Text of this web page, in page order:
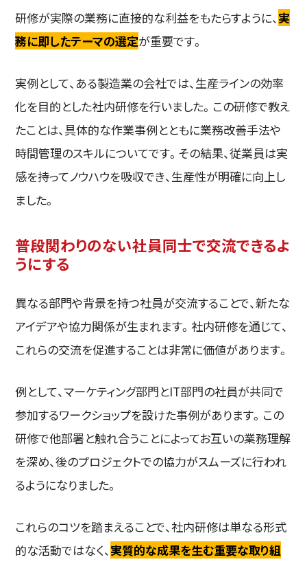
研修が実際の業務に直接的な利益をもたらすように、 実
務に即したテーマの選定が重要です。
実例として、ある製造業の会社では、生産ラインの効率
化を目的とした社内研修を行いました。この研修で教え
たことは、具体的な作業事例とともに業務改善手法や
時間管理のスキルについてです。その結果、従業員は実
感を持ってノウハウを吸収でき、生産性が明確に向上し
ました。
普段関わりのない社員同士で交流できるよ
うにする
異なる部門や背景を持つ社員が交流することで、新たな
アイデアや協力関係が生まれます。社内研修を通じて、
これらの交流を促進することは非常に価値があります。
例として、マーケティング部門とIT部門の社員が共同で
参加するワークショップを設けた事例があります。この
研修で他部署と触れ合うことによってお互いの業務理解
を深め、後のプロジェクトでの協力がスムーズに行われ
るようになりました。
これらのコツを踏まえることで、社内研修は単なる形式
的な活動ではなく、実質的な成果を生む重要な取り組